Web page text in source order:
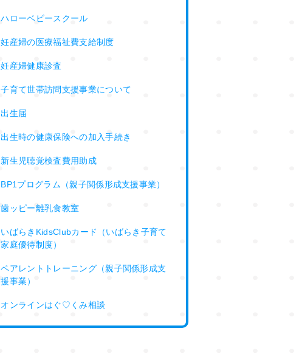
ハローベビースクール
妊産婦の医療福祉費支給制度
妊産婦健康診査
子育て世帯訪問支援事業について
出生届
出生時の健康保険への加入手続き
新生児聴覚検査費用助成
BP1プログラム（親子関係形成支援事業）
歯ッピー離乳食教室
いばらきKidsClubカード（いばらき子育て
家庭優待制度）
ペアレントトレーニング（親子関係形成支
援事業）
オンラインはぐ♡くみ相談